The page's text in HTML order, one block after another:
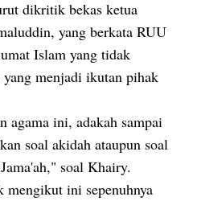
dikritik bekas ketua
, yang berkata RUU
Islam yang tidak
menjadi ikutan pihak
agama ini, adakah sampai
soal akidah ataupun soal
soal Khairy.
mengikut ini sepenuhnya